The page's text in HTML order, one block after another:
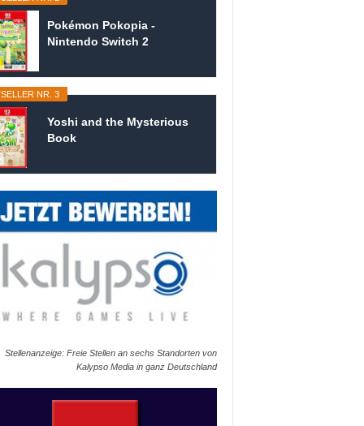
Pokémon Pokopia -
Nintendo Switch 2
NR. 3
Yoshi and the Mysterious
Book
Stellenanzeige: Freie Stellen an sechs Standorten von
Kalypso Media in ganz Deutschland